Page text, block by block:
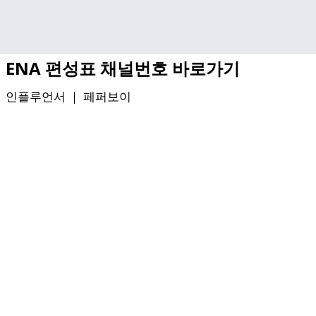
ENA 편성표 채널번호 바로가기
인플루언서 ｜ 페퍼보이